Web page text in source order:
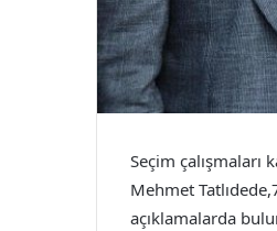
Seçim çalışmaları
Mehmet
açıklamalarda